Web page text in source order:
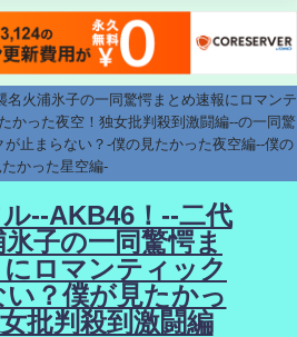
名火浦氷子の一同驚愕まとめ速報にロマンテ
かった夜空！独女批判殺到激闘編--の一同驚
止まらない？-僕の見たかった夜空編--僕の
たかった星空編-
--AKB46！--二代
氷子の一同驚愕ま
ロマンティック
？僕が見たかっ
批判殺到激闘編